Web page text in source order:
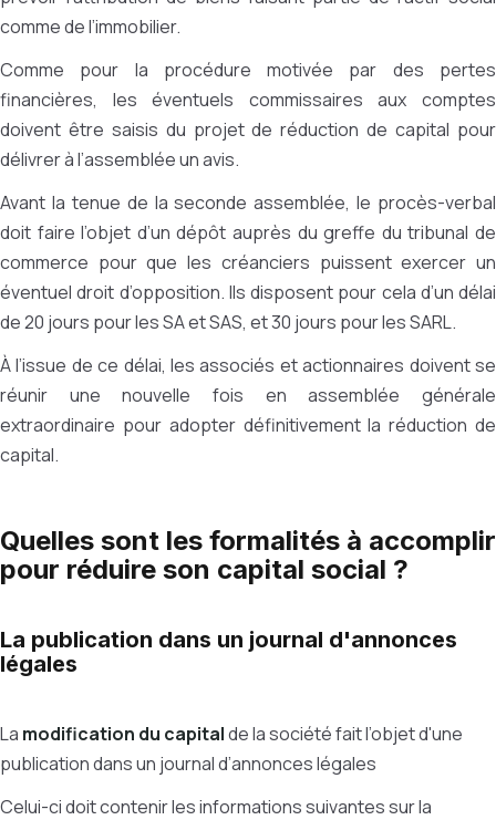
comme de l’immobilier.
Comme pour la procédure motivée par des pertes
financières, les éventuels commissaires aux comptes
doivent être saisis du projet de réduction de capital pour
délivrer à l’assemblée un avis.
Avant la tenue de la seconde assemblée, le procès-verbal
doit faire l’objet d’un dépôt auprès du greffe du tribunal de
commerce pour que les créanciers puissent exercer un
éventuel droit d’opposition. Ils disposent pour cela d’un délai
de 20 jours pour les SA et SAS, et 30 jours pour les SARL.
À l’issue de ce délai, les associés et actionnaires doivent se
réunir une nouvelle fois en assemblée générale
extraordinaire pour adopter définitivement la réduction de
capital.
Quelles sont les formalités à accomplir
pour réduire son capital social ?
La publication dans un journal d'annonces
légales
La modification du capitalde la société fait l’objet d'une
publication dans un journal d’annonces légales
Celui-ci doit contenir les informations suivantes sur la